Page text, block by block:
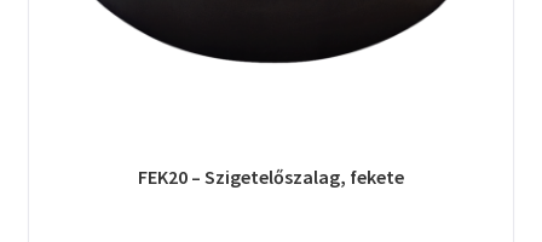
FEK20 – Szigetelőszalag, fekete